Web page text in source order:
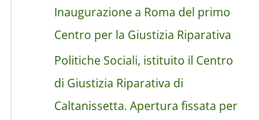
Inaugurazione a Roma del primo
Centro per la Giustizia Riparativa
Politiche Sociali, istituito il Centro
di Giustizia Riparativa di
Caltanissetta. Apertura fissata per